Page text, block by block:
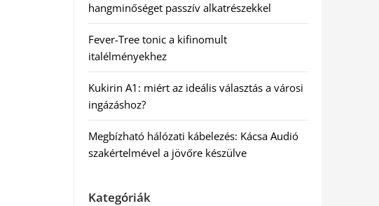
hangminőséget passzív alkatrészekkel
Fever-Tree tonic a kifinomult
italélményekhez
Kukirin A1: miért az ideális választás a városi
ingázáshoz?
Megbízható hálózati kábelezés: Kácsa Audió
szakértelmével a jövőre készülve
Kategóriák